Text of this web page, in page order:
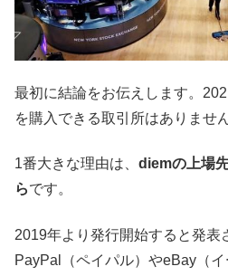
最初に結論をお伝えします。
を購入できる取引所はありません
1番大きな理由は、 diemの上場
らです。
2019年より発行開始すると発表
PayPal（ペイパル）やeBay（